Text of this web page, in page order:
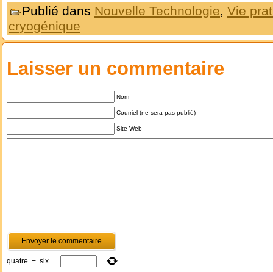
Publié dans Nouvelle Technologie, Vie
cryogénique
Laisser un commentaire
Nom
Courriel (ne sera pas publié)
Site Web
quatre + six =